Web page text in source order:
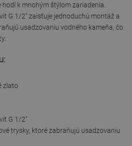
k mnohým štýlom zariadenia.
G 1/2" zaisťuje jednoduchú montáž a
usadzovaniu vodného kameňa, čo
zlato
G 1/2"
trysky, ktoré zabraňujú usadzovaniu